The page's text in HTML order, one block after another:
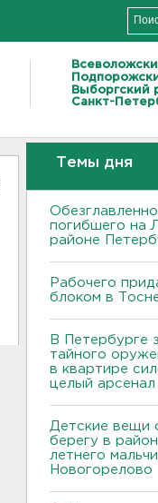
Выборгский
Санкт-
Темы дня
погибшего на
районе
Рабочего
блоком в
В Петербурге
тайного
в квартире
целый арсенал
Детские вещи
берегу в
летнего
Новогорелово